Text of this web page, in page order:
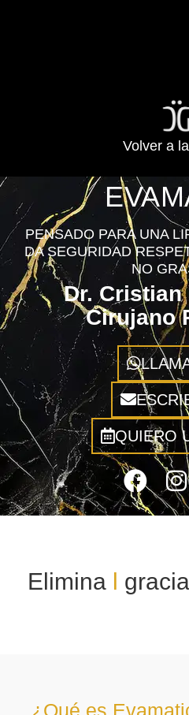
Volver a
PENSADO PARA UNA
DA SEGURIDAD
NO
Dr.
Cirujano
QUIERO
Elimina la gr